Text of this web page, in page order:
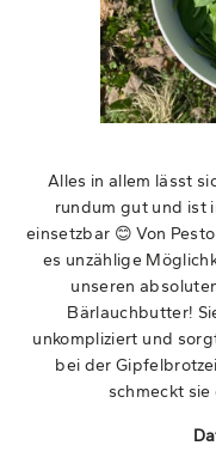
Alles in allem lässt
rundum gut und ist
einsetzbar 😊 Von
es unzählige
unseren
Bärlauchbutter!
unkompliziert und
bei der
schmeckt